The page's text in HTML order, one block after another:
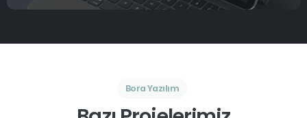
Bora Yazılım